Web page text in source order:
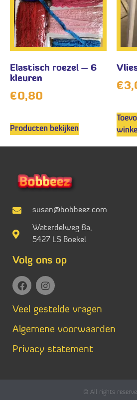
Elastisch roezel – 6
kleuren
€0,80
Producten bekijken
€
susan@bobbeez.com
Waterdelweg 8a,
5427 LS Boekel
Volg ons op
Veel gestelde vragen
Algemene voorwaarden
Privacy statement
© All rights